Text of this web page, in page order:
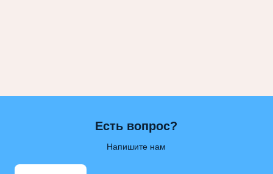
Есть вопрос?
Напишите нам